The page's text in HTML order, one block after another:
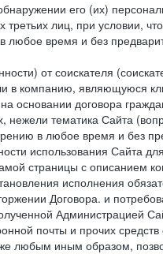
его (их)
лиц, при условии,
время и без
от соискателя
в компанию, являющуюся
основании договора
тематика Сайта
в любое время и без
использования Сайта
страницы с описанием
исполнения
Договора. и
Администрацией
почты и прочих
любым иным образом,